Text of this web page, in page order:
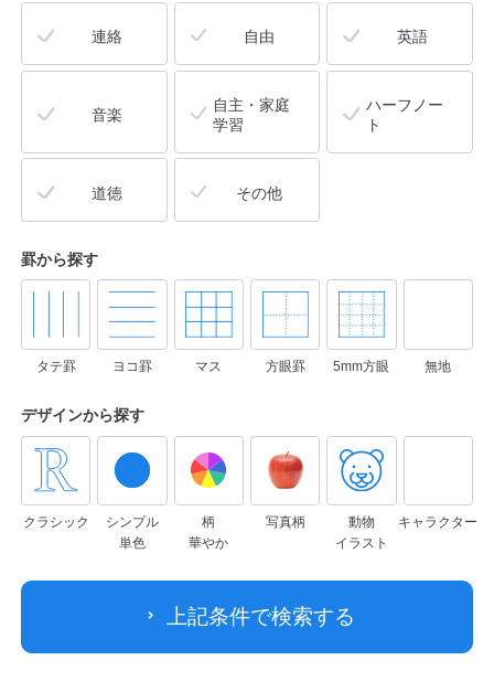
連絡 自由 英語
音楽
自主・家庭
学習
ハーフノー
ト
道徳 その他
罫から探す
タテ罫 ヨコ罫 マス 方眼罫 5mm方眼 無地
デザインから探す
クラシック
シンプル
単色
柄
華やか
写真柄
動物
イラスト
キャラクター
上記条件で検索する